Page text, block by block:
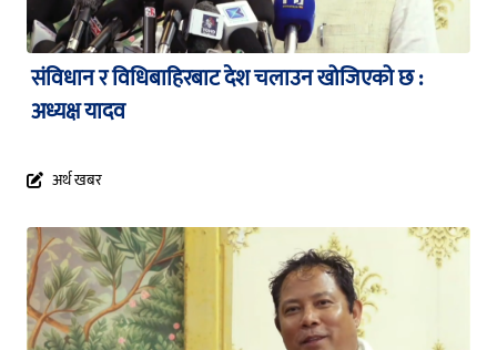
संविधान र विधिबाहिरबाट देश चलाउन खोजिएको छ :
अध्यक्ष यादव
अर्थ खबर